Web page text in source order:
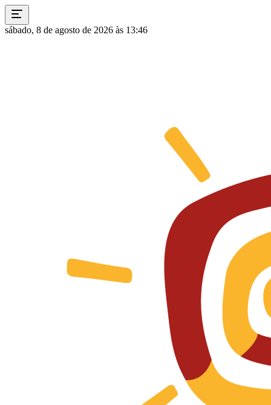
sábado, 8 de agosto de 2026 às 13:46